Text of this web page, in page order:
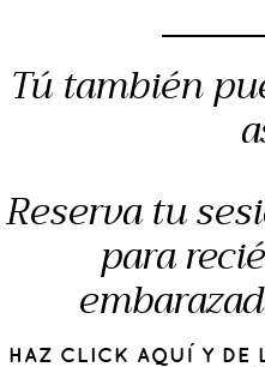
Tú también
Reserva tu
para
HAZ CLICK AQUÍ Y DE